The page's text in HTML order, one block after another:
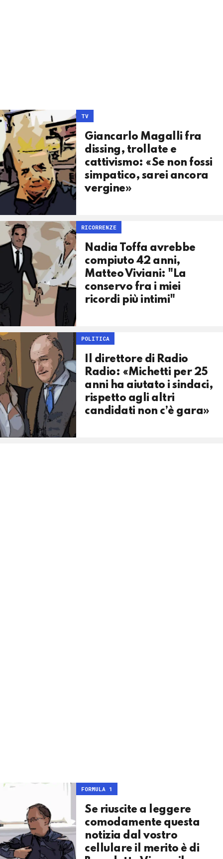
TV
Giancarlo Magalli fra
dissing, trollate e
cattivismo: «Se non fossi
simpatico, sarei ancora
vergine»
RICORRENZE
Nadia Toffa avrebbe
compiuto 42 anni,
Matteo Viviani: "La
conservo fra i miei
ricordi più intimi"
POLITICA
Il direttore di Radio
Radio: «Michetti per 25
anni ha aiutato i sindaci,
rispetto agli altri
candidati non c’è gara»
FORMULA 1
Se riuscite a leggere
comodamente questa
notizia dal vostro
cellulare il merito è di